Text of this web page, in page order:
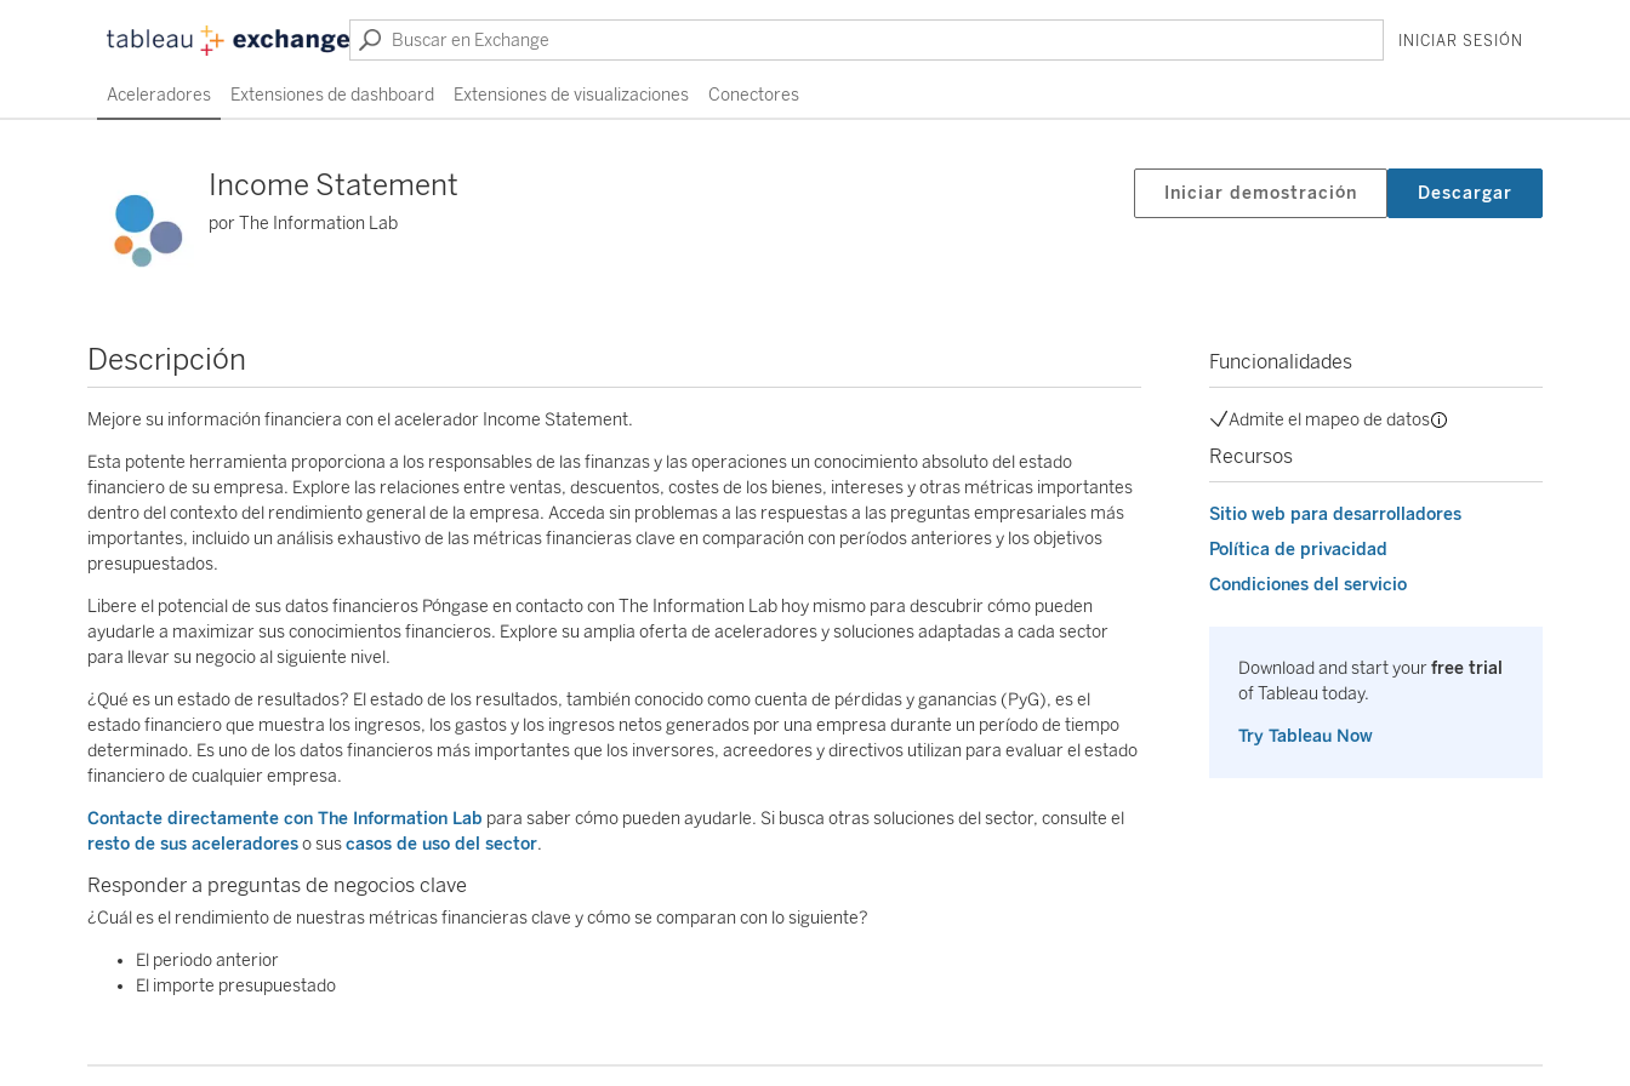
INICIAR SESIÓN
Aceleradores Extensiones de dashboard Extensiones de visualizaciones Conectores
Income Statement
por The Information Lab
Iniciar demostración Descargar
Descripción
Mejore su información financiera con el acelerador Income Statement.
Esta potente herramienta proporciona a los responsables de las finanzas y las operaciones un conocimiento absoluto del estado
financiero de su empresa. Explore las relaciones entre ventas, descuentos, costes de los bienes, intereses y otras métricas importantes
dentro del contexto del rendimiento general de la empresa. Acceda sin problemas a las respuestas a las preguntas empresariales más
importantes, incluido un análisis exhaustivo de las métricas financieras clave en comparación con períodos anteriores y los objetivos
presupuestados.
Libere el potencial de sus datos financieros Póngase en contacto con The Information Lab hoy mismo para descubrir cómo pueden
ayudarle a maximizar sus conocimientos financieros. Explore su amplia oferta de aceleradores y soluciones adaptadas a cada sector
para llevar su negocio al siguiente nivel.
¿Qué es un estado de resultados? El estado de los resultados, también conocido como cuenta de pérdidas y ganancias (PyG), es el
estado financiero que muestra los ingresos, los gastos y los ingresos netos generados por una empresa durante un período de tiempo
determinado. Es uno de los datos financieros más importantes que los inversores, acreedores y directivos utilizan para evaluar el estado
financiero de cualquier empresa.
Contacte directamente con The Information Lab para saber cómo pueden ayudarle. Si busca otras soluciones del sector, consulte el
resto de sus aceleradoreso suscasos de uso del sector.
Responder a preguntas de negocios clave
¿Cuál es el rendimiento de nuestras métricas financieras clave y cómo se comparan con lo siguiente?
El periodo anterior
El importe presupuestado
Funcionalidades
Admite el mapeo de datos
Recursos
Sitio web para desarrolladores
Política de privacidad
Condiciones del servicio
Download and start yourfree trial
of Tableau today.
Try Tableau Now